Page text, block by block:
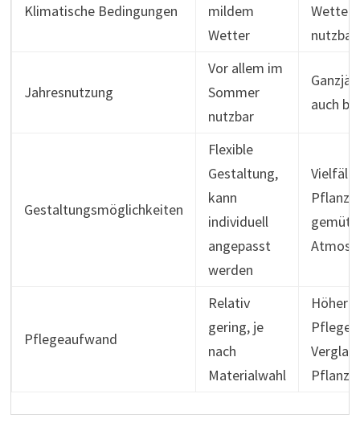
Klimatische Bedingungen
mildem
Wetter
Wetter,
nutzbar
Jahresnutzung
Vor allem im
Sommer
nutzbar
auch
Gestaltungsmöglichkeiten
Flexible
Gestaltung,
kann
individuell
angepasst
werden
Pflegeaufwand
Relativ
gering, je
nach
Materialwahl
Höherer